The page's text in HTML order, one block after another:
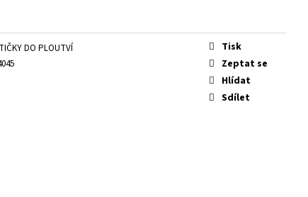
DO PLOUTVÍ
Tisk
Zeptat se
Hlídat
Sdílet